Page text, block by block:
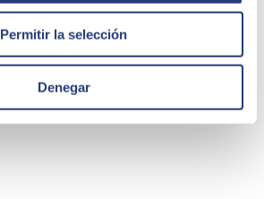
Permitir la selección
Denegar